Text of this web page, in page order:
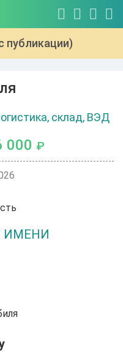
публикации)
склад, ВЭД
000 ₽
ИМЕНИ